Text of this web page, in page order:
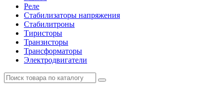
Реле
Стабилизаторы напряжения
Стабилитроны
Тиристоры
Транзисторы
Трансформаторы
Электродвигатели